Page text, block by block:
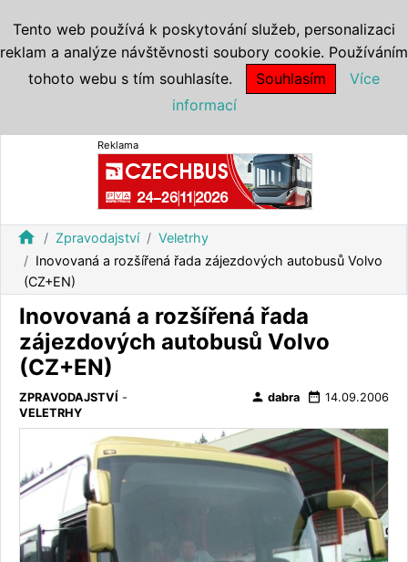
Reklama
home Zpravodajství
Veletrhy
Inovovaná a rozšířená řada zájezdových autobusů Volvo
(CZ+EN)
Inovovaná a rozšířená řada
zájezdových autobusů Volvo
(CZ+EN)
ZPRAVODAJSTVÍ -
VELETRHY
person dabra date_range 14.09.2006
Tento web používá k poskytování služeb, personalizaci
reklam a analýze návštěvnosti soubory cookie. Používáním
tohoto webu s tím souhlasíte.
Souhlasím
Více
informací